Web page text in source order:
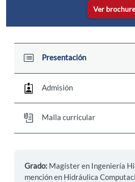
Ver brochure
Presentación
Admisión
Malla curricular
Grado: Magíster en Ingeniería
mención en Hidráulica